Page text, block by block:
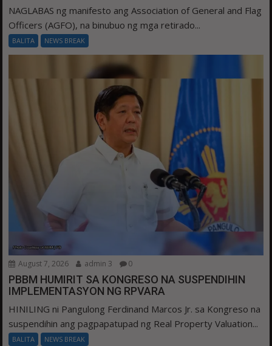
NAGLABAS ng manifesto ang Association of General and Flag
Officers (AGFO), na binubuo ng mga retirado...
BALITA NEWS BREAK
August 7, 2026 admin 3 0
PBBM HUMIRIT SA KONGRESO NA SUSPENDIHIN
IMPLEMENTASYON NG RPVARA
HINILING ni Pangulong Ferdinand Marcos Jr. sa Kongreso na
suspendihin ang pagpapatupad ng Real Property Valuation...
BALITA NEWS BREAK